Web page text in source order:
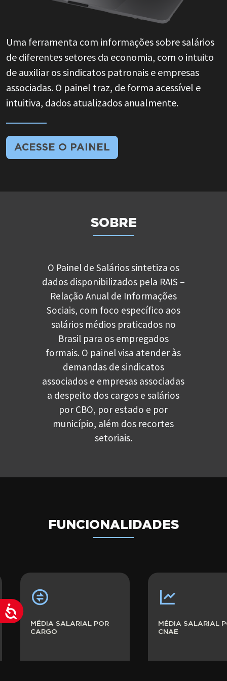
Acessibilidade
Uma ferramenta com informações sobre salários
de diferentes setores da economia, com o intuito
de auxiliar os sindicatos patronais e empresas
associadas. O painel traz, de forma acessível e
intuitiva, dados atualizados anualmente.
ACESSE O PAINEL
SOBRE
O Painel de Salários sintetiza os
dados disponibilizados pela RAIS –
Relação Anual de Informações
Sociais, com foco específico aos
salários médios praticados no
Brasil para os empregados
formais. O painel visa atender às
demandas de sindicatos
associados e empresas associadas
a despeito dos cargos e salários
por CBO, por estado e por
município, além dos recortes
setoriais.
FUNCIONALIDADES
MÉDIA SALARIAL POR
CARGO
MÉDIA SALARIAL
CNAE